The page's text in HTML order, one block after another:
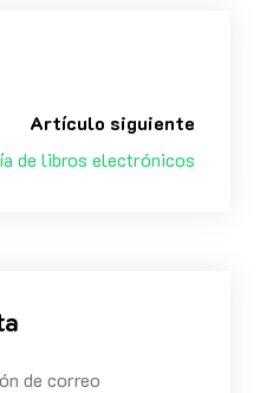
Artículo siguiente
de libros electrónicos
de correo